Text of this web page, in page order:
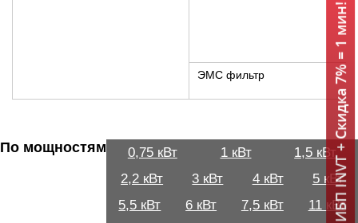
ЭМС фильтр
По мощностям 0,75 кВт 1 кВт
1,5 кВт
2,2 кВт
3 кВт 4 кВт
5 кВт
5,5 кВт
6 кВт 7,5 кВт
11 кВт
ИБП INVT + Скидка 7% = 1 мин!